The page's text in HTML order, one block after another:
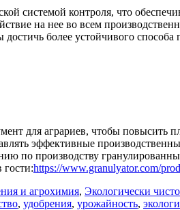
системой контроля, что
на нее во всем
более устойчивого способа
для аграриев, чтобы повысить
эффективные
по производству
гости:https://www.granulyator.com/
и агрохимия, Экологически
, удобрения, урожайность,